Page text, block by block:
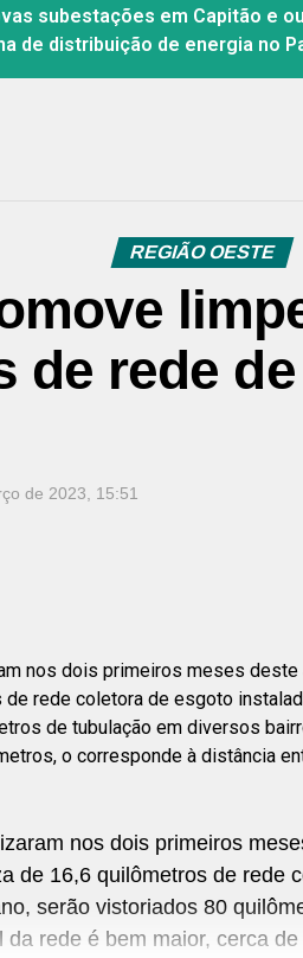
subestações em Capitão e
de distribuição de energia no
REGIÃO OESTE
de rede
de 2023, 15:51
nos dois primeiros meses
rede coletora de esgoto
de tubulação em diversos
o corresponde à distância
nos dois primeiros
de 16,6 quilômetros de rede
serão vistoriados 80
da rede é bem maior, cerca